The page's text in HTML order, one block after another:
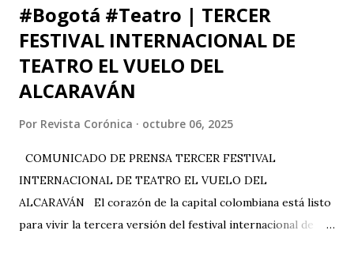
#Bogotá #Teatro | TERCER
FESTIVAL INTERNACIONAL DE
TEATRO EL VUELO DEL
ALCARAVÁN
Por Revista Corónica octubre 06, 2025
COMUNICADO DE PRENSA TERCER FESTIVAL
INTERNACIONAL DE TEATRO EL VUELO DEL
ALCARAVÁN El corazón de la capital colombiana está listo
para vivir la tercera versión del festival internacional de